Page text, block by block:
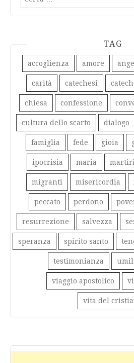
per:
TAG
accoglienza amore
carità catechesi
chiesa confessione
cultura dello scarto dialogo
famiglia fede gioia
ipocrisia maria
migranti misericordia
peccato perdono
resurrezione salvezza
speranza spirito santo
testimonianza
viaggio apostolico
vita del